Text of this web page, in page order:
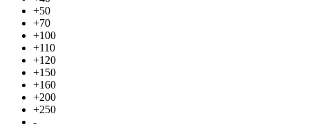
+50
+70
+100
+110
+120
+150
+160
+200
+250
-